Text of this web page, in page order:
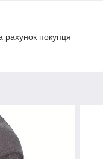
рахунок покупця